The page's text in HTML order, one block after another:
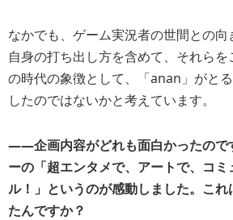
なかでも、ゲーム実況者の世間との
自身の打ち出し方を含めて、それら
の時代の象徴として、「anan」がと
したのではないかと考えています。
――企画内容がどれも面白かったので
ーの「超エンタメで、アートで、コ
ル！」というのが感動しました。こ
たんですか？